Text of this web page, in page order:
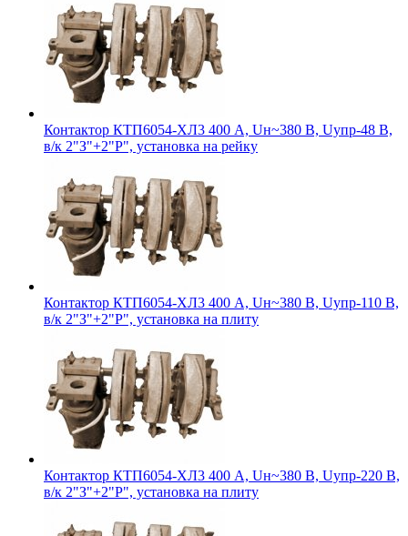
Контактор КТП6054-ХЛ3 400 А, Uн~380 В, Uупр-48 В,
в/к 2"З"+2"Р", установка на рейку
Контактор КТП6054-ХЛ3 400 А, Uн~380 В, Uупр-110 В,
в/к 2"З"+2"Р", установка на плиту
Контактор КТП6054-ХЛ3 400 А, Uн~380 В, Uупр-220 В,
в/к 2"З"+2"Р", установка на плиту